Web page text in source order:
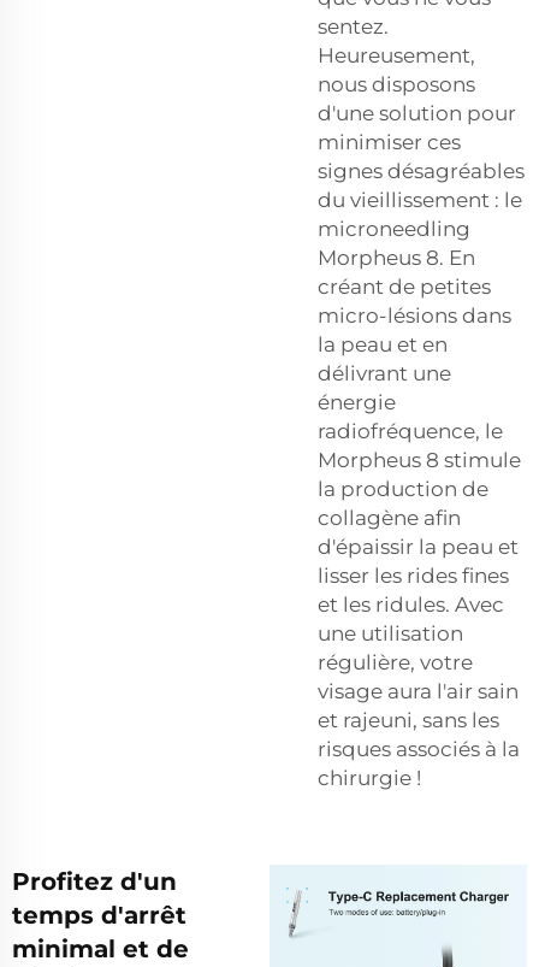
sentez.
Heureusement,
nous disposons
d'une solution pour
minimiser ces
signes désagréables
du vieillissement : le
microneedling
Morpheus 8. En
créant de petites
micro-lésions dans
la peau et en
délivrant une
énergie
radiofréquence, le
Morpheus 8 stimule
la production de
collagène afin
d'épaissir la peau et
lisser les rides fines
et les ridules. Avec
une utilisation
régulière, votre
visage aura l'air sain
et rajeuni, sans les
risques associés à la
chirurgie !
Profitez d'un
temps d'arrêt
minimal et de